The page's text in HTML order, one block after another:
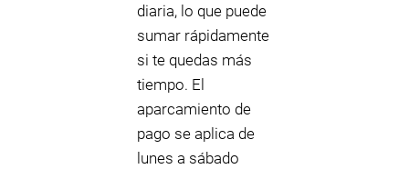
diaria, lo que puede
sumar rápidamente
si te quedas más
tiempo. El
aparcamiento de
pago se aplica de
lunes a sábado